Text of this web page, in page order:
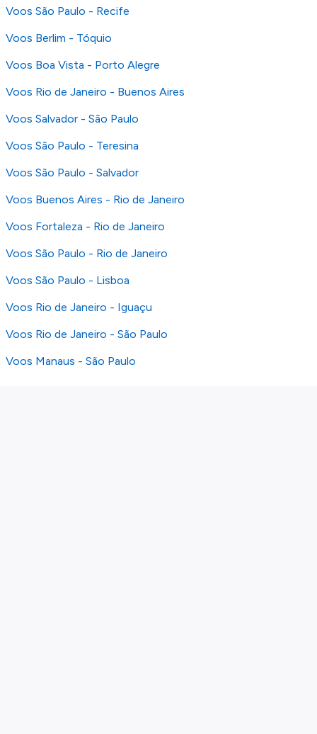
Voos São Paulo - Recife
Voos Berlim - Tóquio
Voos Boa Vista - Porto Alegre
Voos Rio de Janeiro - Buenos Aires
Voos Salvador - São Paulo
Voos São Paulo - Teresina
Voos São Paulo - Salvador
Voos Buenos Aires - Rio de Janeiro
Voos Fortaleza - Rio de Janeiro
Voos São Paulo - Rio de Janeiro
Voos São Paulo - Lisboa
Voos Rio de Janeiro - Iguaçu
Voos Rio de Janeiro - São Paulo
Voos Manaus - São Paulo